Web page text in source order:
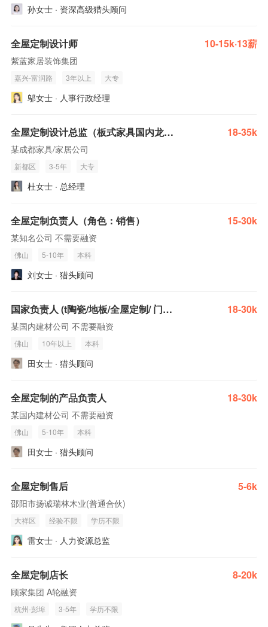
孙女士 · 资深高级猎头顾问
全屋定制设计师 10-15k·13薪
紫蓝家居装饰集团
嘉兴-富润路 3年以上 大专
邬女士 · 人事行政经理
全屋定制设计总监（板式家具国内龙头企业） 18-35k
某成都家具/家居公司
新都区 3-5年 大专
杜女士 · 总经理
全屋定制负责人（角色：销售） 15-30k
某知名公司 不需要融资
佛山 5-10年 本科
刘女士 · 猎头顾问
国家负责人 (t陶瓷/地板/全屋定制/ 门窗/灯饰多个方向)(建材家居) 18-30k
某国内建材公司 不需要融资
佛山 10年以上 本科
田女士 · 猎头顾问
全屋定制的产品负责人 18-30k
某国内建材公司 不需要融资
佛山 5-10年 本科
田女士 · 猎头顾问
全屋定制售后 5-6k
邵阳市扬诚瑞林木业(普通合伙)
大祥区 经验不限 学历不限
雷女士 · 人力资源总监
全屋定制店长 8-20k
顾家集团 A轮融资
杭州-彭埠 3-5年 学历不限